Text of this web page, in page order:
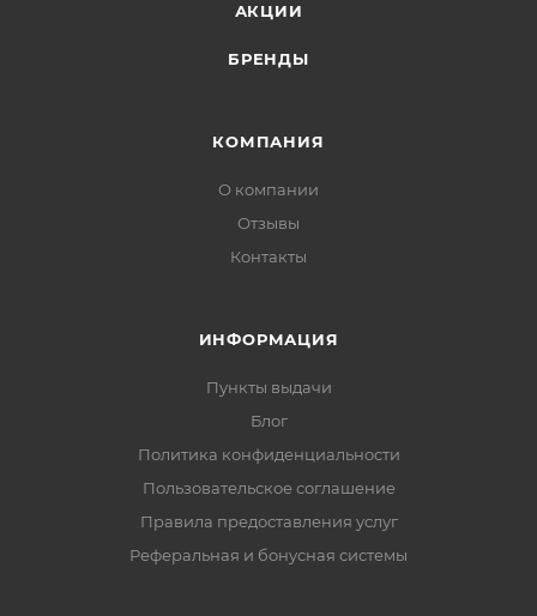
АКЦИИ
БРЕНДЫ
КОМПАНИЯ
О компании
Отзывы
Контакты
ИНФОРМАЦИЯ
Пункты выдачи
Блог
Политика конфиденциальности
Пользовательское соглашение
Правила предоставления услуг
Реферальная и бонусная системы